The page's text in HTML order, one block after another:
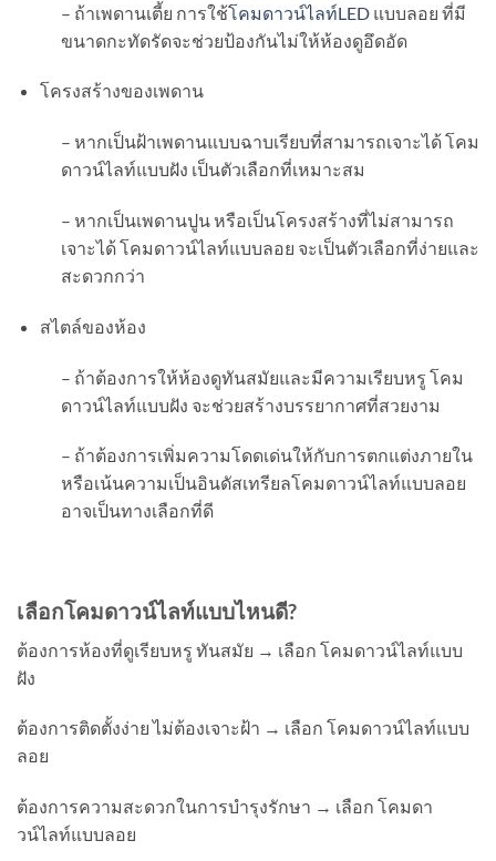
– ถ้าเพดานเตี้ย การใช้โคมดาวน์ไลท์LED แบบลอย ที่มี
ขนาดกะทัดรัดจะช่วยป้องกันไม่ให้ห้องดูอึดอัด
โครงสร้างของเพดาน
– หากเป็นฝ้าเพดานแบบฉาบเรียบที่สามารถเจาะได้ โคม
ดาวน์ไลท์แบบฝัง เป็นตัวเลือกที่เหมาะสม
– หากเป็นเพดานปูน หรือเป็นโครงสร้างที่ไม่สามารถ
เจาะได้ โคมดาวน์ไลท์แบบลอย จะเป็นตัวเลือกที่ง่ายและ
สะดวกกว่า
สไตล์ของห้อง
– ถ้าต้องการให้ห้องดูทันสมัยและมีความเรียบหรู โคม
ดาวน์ไลท์แบบฝัง จะช่วยสร้างบรรยากาศที่สวยงาม
– ถ้าต้องการเพิ่มความโดดเด่นให้กับการตกแต่งภายใน
หรือเน้นความเป็นอินดัสเทรียลโคมดาวน์ไลท์แบบลอย
อาจเป็นทางเลือกที่ดี
เลือกโคมดาวน์ไลท์แบบไหนดี?
ต้องการห้องที่ดูเรียบหรู ทันสมัย → เลือก โคมดาวน์ไลท์แบบ
ฝัง
ต้องการติดตั้งง่าย ไม่ต้องเจาะฝ้า → เลือก โคมดาวน์ไลท์แบบ
ลอย
ต้องการความสะดวกในการบำรุงรักษา → เลือก โคมดา
วน์ไลท์แบบลอย